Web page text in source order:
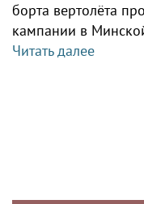
борта вертолёта
кампании в
Читать далее